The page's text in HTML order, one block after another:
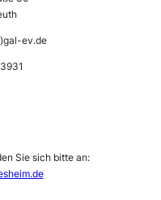
ev.de
Sie sich bitte an: